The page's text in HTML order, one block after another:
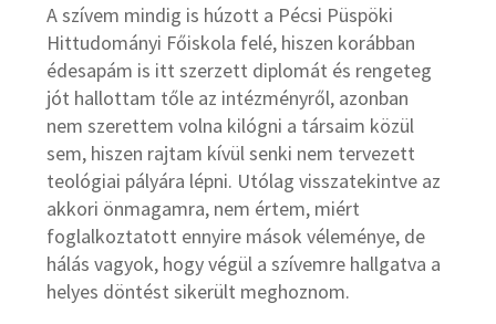
A szívem mindig is húzott a Pécsi Püspöki
Hittudományi Főiskola felé, hiszen korábban
édesapám is itt szerzett diplomát és rengeteg
jót hallottam tőle az intézményről, azonban
nem szerettem volna kilógni a társaim közül
sem, hiszen rajtam kívül senki nem tervezett
teológiai pályára lépni. Utólag visszatekintve az
akkori önmagamra, nem értem, miért
foglalkoztatott ennyire mások véleménye, de
hálás vagyok, hogy végül a szívemre hallgatva a
helyes döntést sikerült meghoznom.